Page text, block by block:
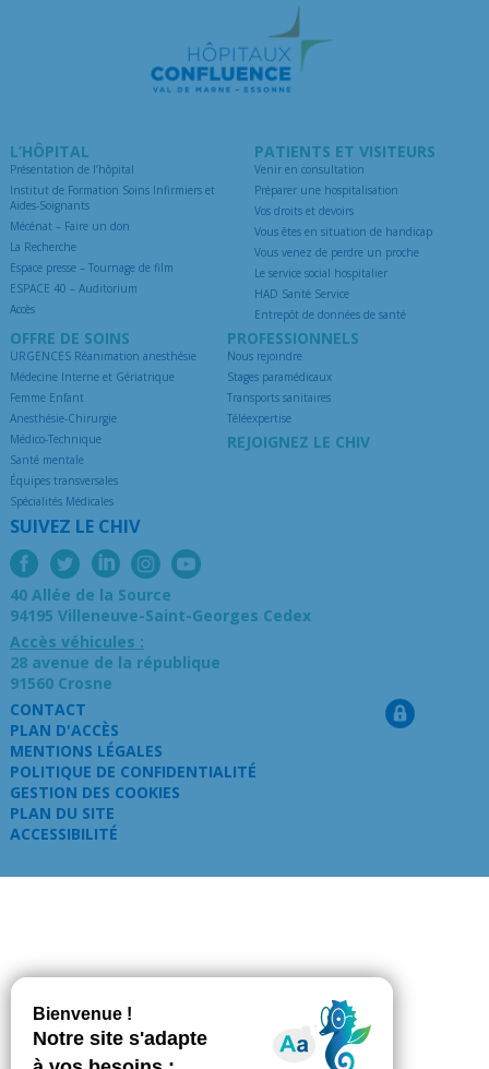
L’HÔPITAL
Présentation de l’hôpital
Institut de Formation Soins Infirmiers et
Aides-Soignants
Mécénat – Faire un don
La Recherche
Espace presse – Tournage de film
ESPACE 40 – Auditorium
Accès
PATIENTS ET VISITEURS
Venir en consultation
Préparer une hospitalisation
Vos droits et devoirs
Vous êtes en situation de handicap
Vous venez de perdre un proche
Le service social hospitalier
HAD Santé Service
Entrepôt de données de santé
OFFRE DE SOINS
URGENCES Réanimation anesthésie
Médecine Interne et Gériatrique
Femme Enfant
Anesthésie-Chirurgie
Médico-Technique
Santé mentale
Équipes transversales
Spécialités Médicales
PROFESSIONNELS
Nous rejoindre
Stages paramédicaux
Transports sanitaires
Téléexpertise
REJOIGNEZ LE CHIV
SUIVEZ LE CHIV
40 Allée de la Source
94195 Villeneuve-Saint-Georges Cedex
Accès véhicules :
28 avenue de la république
91560 Crosne
CONTACT
PLAN D'ACCÈS
MENTIONS LÉGALES
POLITIQUE DE CONFIDENTIALITÉ
GESTION DES COOKIES
PLAN DU SITE
ACCESSIBILITÉ